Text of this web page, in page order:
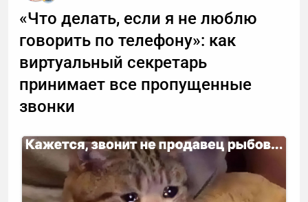
«Что делать, если я не люблю
говорить по телефону»: как
виртуальный секретарь
принимает все пропущенные
звонки